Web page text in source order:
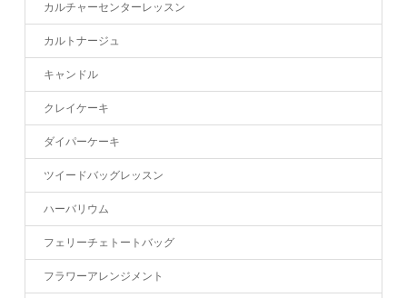
カルチャーセンターレッスン
カルトナージュ
キャンドル
クレイケーキ
ダイパーケーキ
ツイードバッグレッスン
ハーバリウム
フェリーチェトートバッグ
フラワーアレンジメント